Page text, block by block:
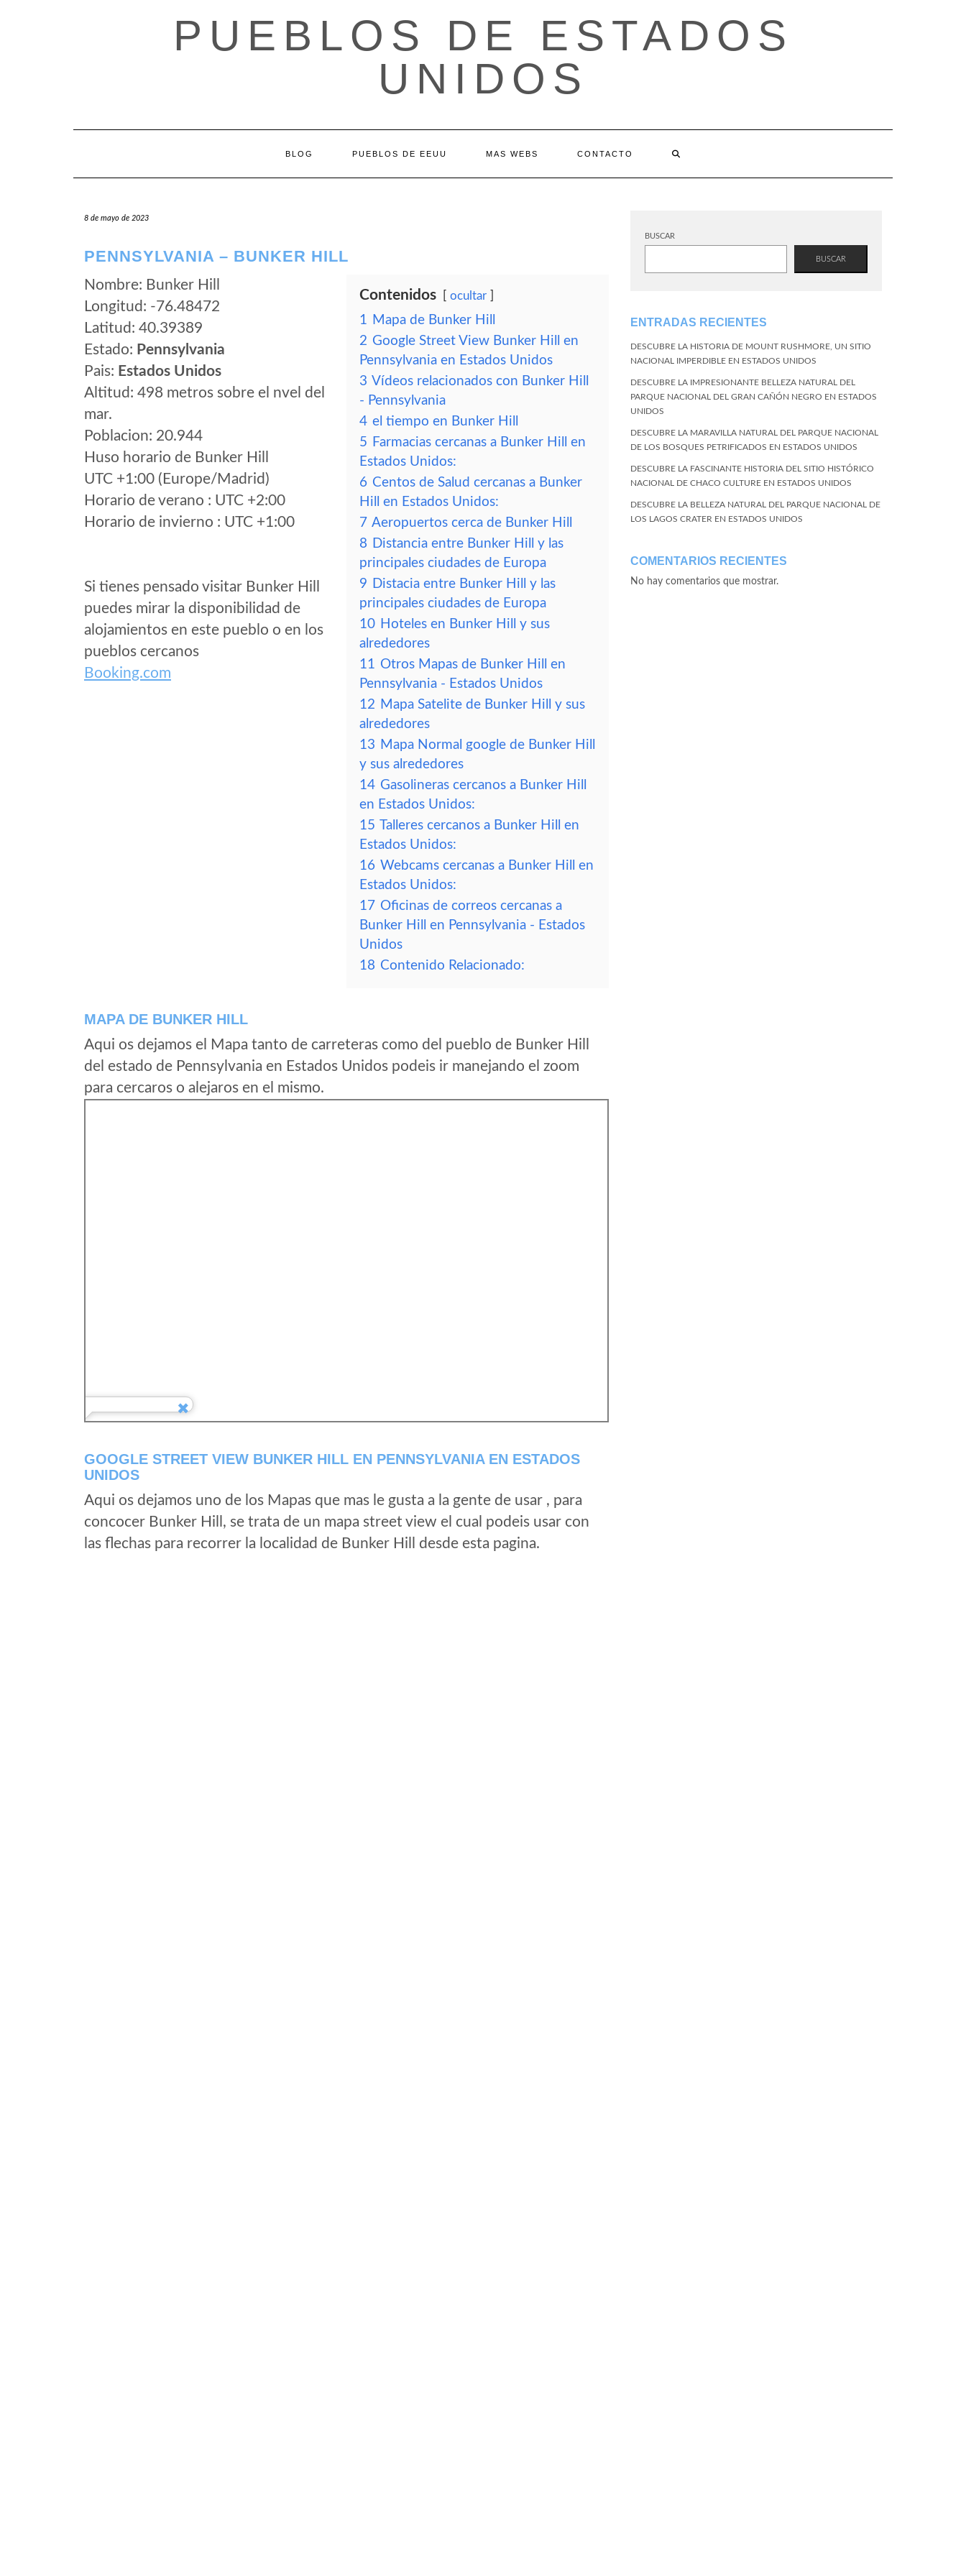
PUEBLOS DE ESTADOS
UNIDOS
BLOG PUEBLOS DE EEUU MAS WEBS CONTACTO
8 de mayo de 2023
PENNSYLVANIA – BUNKER HILL
Nombre: Bunker Hill
Longitud: -76.48472
Latitud: 40.39389
Estado: Pennsylvania
Pais: Estados Unidos
Altitud: 498 metros sobre el nvel del
mar.
Poblacion: 20.944
Huso horario de Bunker Hill
UTC +1:00 (Europe/Madrid)
Horario de verano : UTC +2:00
Horario de invierno : UTC +1:00
Si tienes pensado visitar Bunker Hill
puedes mirar la disponibilidad de
alojamientos en este pueblo o en los
pueblos cercanos
Booking.com
Contenidos ocultar
1 Mapa de Bunker Hill
2 Google Street View Bunker Hill en
Pennsylvania en Estados Unidos
3 Vídeos relacionados con Bunker Hill
- Pennsylvania
4 el tiempo en Bunker Hill
5 Farmacias cercanas a Bunker Hill en
Estados Unidos:
6 Centos de Salud cercanas a Bunker
Hill en Estados Unidos:
7 Aeropuertos cerca de Bunker Hill
8 Distancia entre Bunker Hill y las
principales ciudades de Europa
9 Distacia entre Bunker Hill y las
principales ciudades de Europa
10 Hoteles en Bunker Hill y sus
alrededores
11 Otros Mapas de Bunker Hill en
Pennsylvania - Estados Unidos
12 Mapa Satelite de Bunker Hill y sus
alrededores
13 Mapa Normal google de Bunker Hill
y sus alrededores
14 Gasolineras cercanos a Bunker Hill
en Estados Unidos:
15 Talleres cercanos a Bunker Hill en
Estados Unidos:
16 Webcams cercanas a Bunker Hill en
Estados Unidos:
17 Oficinas de correos cercanas a
Bunker Hill en Pennsylvania - Estados
Unidos
18 Contenido Relacionado:
MAPA DE BUNKER HILL
Aqui os dejamos el Mapa tanto de carreteras como del pueblo de Bunker Hill
del estado de Pennsylvania en Estados Unidos podeis ir manejando el zoom
para cercaros o alejaros en el mismo.
GOOGLE STREET VIEW BUNKER HILL EN PENNSYLVANIA EN ESTADOS
UNIDOS
Aqui os dejamos uno de los Mapas que mas le gusta a la gente de usar , para
concocer Bunker Hill, se trata de un mapa street view el cual podeis usar con
las flechas para recorrer la localidad de Bunker Hill desde esta pagina.
BUSCAR
BUSCAR
ENTRADAS RECIENTES
DESCUBRE LA HISTORIA DE MOUNT RUSHMORE, UN SITIO
NACIONAL IMPERDIBLE EN ESTADOS UNIDOS
DESCUBRE LA IMPRESIONANTE BELLEZA NATURAL DEL
PARQUE NACIONAL DEL GRAN CAÑÓN NEGRO EN ESTADOS
UNIDOS
DESCUBRE LA MARAVILLA NATURAL DEL PARQUE NACIONAL
DE LOS BOSQUES PETRIFICADOS EN ESTADOS UNIDOS
DESCUBRE LA FASCINANTE HISTORIA DEL SITIO HISTÓRICO
NACIONAL DE CHACO CULTURE EN ESTADOS UNIDOS
DESCUBRE LA BELLEZA NATURAL DEL PARQUE NACIONAL DE
LOS LAGOS CRATER EN ESTADOS UNIDOS
COMENTARIOS RECIENTES
No hay comentarios que mostrar.